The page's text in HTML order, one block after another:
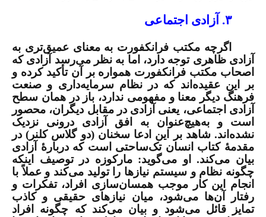
۳. آزادی اجتماعی
اگرچه مکتب فرانکفورت به معنای عمیق‌تری به
آزادی ظاهری توجه دارد، اما به نظر می‌رسد آزادی که
اصحاب مکتب فرانکفورت همواره بر آن تأکید کرده و
بر این عقیده‌اند که در نظام سرمایه‌داری و صنعت
فرهنگ دیگر معنا و مفهومی ندارد، باز در همان سطح
آزادی اجتماعی، یعنی آزادی در مقابل دیگران، محصور
است و به‌هیچ‌عنوان به افق آزادی درونی نزدیک
نشده‌اند. شاهد بر این ادعا سخنان (دو گلاس کلنر) در
مقدمۀ کتاب انسان تک‌ساحتی است که دربارۀ آزادی
بیان می‌کند. او می‌گوید: مارکوزه در توصیف اینکه
چگونه نظام و سیستم نیازها را تولید می‌کند و عملاً با
انجام این کار موجب همسان‌سازی افراد، تفکرات و
رفتار آن‌ها می‌شود، میان نیازهای حقیقی و کاذب
تمایز قائل می‌شود و بیان می‌کند که چگونه افراد